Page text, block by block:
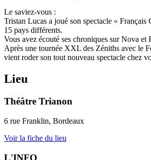
Le saviez-vous :
Tristan Lucas a joué son spectacle « Français
15 pays différents.
Vous avez écouté ses chroniques sur Nova et
Après une tournée XXL des Zéniths avec le
vient roder son tout nouveau spectacle chez
Lieu
Théâtre Trianon
6 rue Franklin, Bordeaux
Voir la fiche du lieu
L'INFO